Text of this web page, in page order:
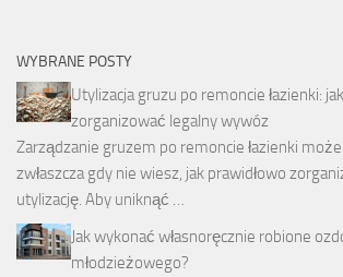
WYBRANE POSTY
Utylizacja gruzu po remoncie łazienki:
zorganizować legalny wywóz
Zarządzanie gruzem po remoncie łazienki
zwłaszcza gdy nie wiesz, jak prawidłowo
utylizację. Aby uniknąć …
Jak wykonać własnoręcznie robione
młodzieżowego?